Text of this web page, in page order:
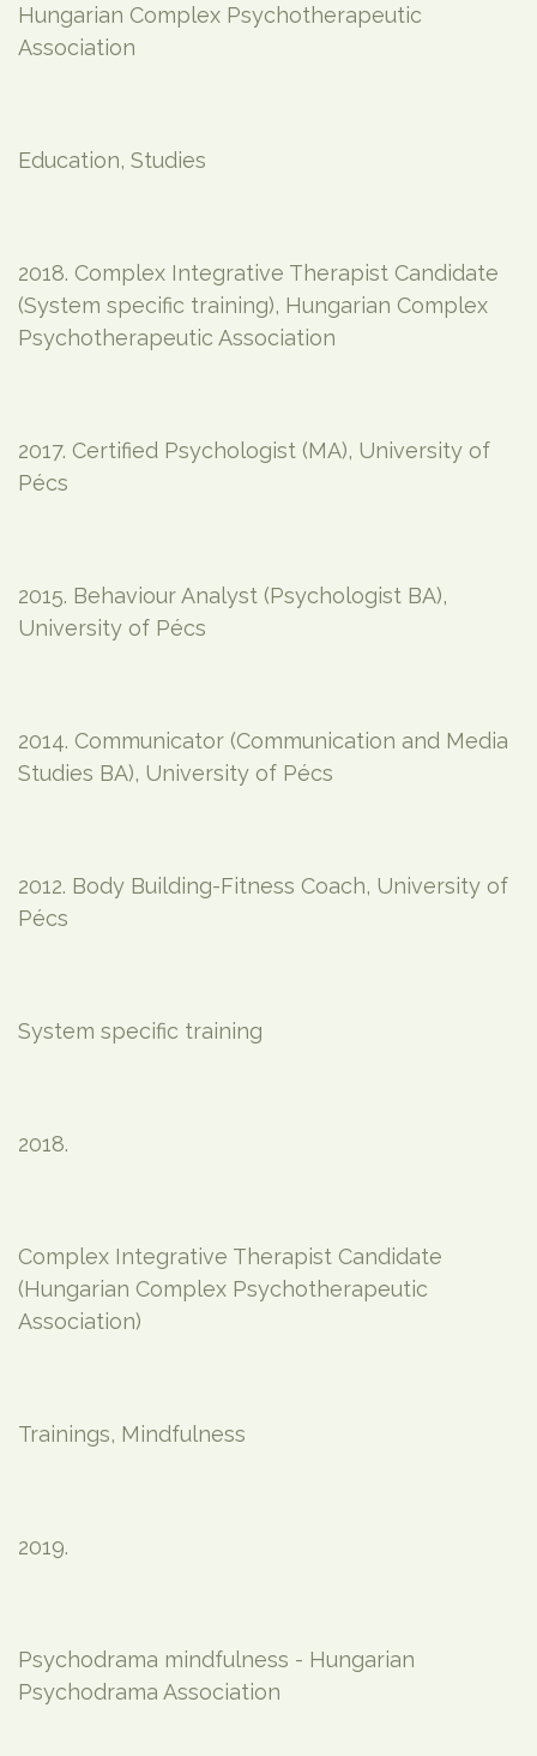
Hungarian Complex Psychotherapeutic
Association
Education, Studies
2018. Complex Integrative Therapist Candidate
(System specific training), Hungarian Complex
Psychotherapeutic Association
2017. Certified Psychologist (MA), University of
Pécs
2015. Behaviour Analyst (Psychologist BA),
University of Pécs
2014. Communicator (Communication and Media
Studies BA), University of Pécs
2012. Body Building-Fitness Coach, University of
Pécs
System specific training
2018.
Complex Integrative Therapist Candidate
(Hungarian Complex Psychotherapeutic
Association)
Trainings, Mindfulness
2019.
Psychodrama mindfulness - Hungarian
Psychodrama Association